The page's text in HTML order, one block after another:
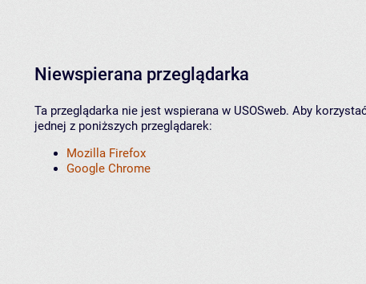
Niewspierana przeglądarka
Ta przeglądarka nie jest wspierana w USOSweb. Aby
jednej z poniższych przeglądarek:
Mozilla Firefox
Google Chrome